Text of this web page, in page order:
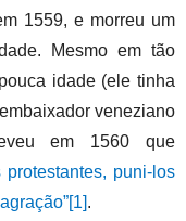
1559, e morreu um
Mesmo em tão
idade (ele tinha
veneziano
em 1560 que
puni-los
[1].